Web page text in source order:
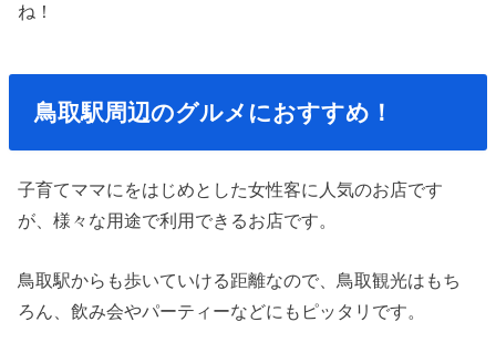
ね！
鳥取駅周辺のグルメにおすすめ！
子育てママにをはじめとした女性客に人気のお店です
が、様々な用途で利用できるお店です。
鳥取駅からも歩いていける距離なので、鳥取観光はもち
ろん、飲み会やパーティーなどにもピッタリです。